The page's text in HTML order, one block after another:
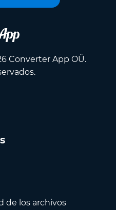
Converter App OÜ.
de los archivos